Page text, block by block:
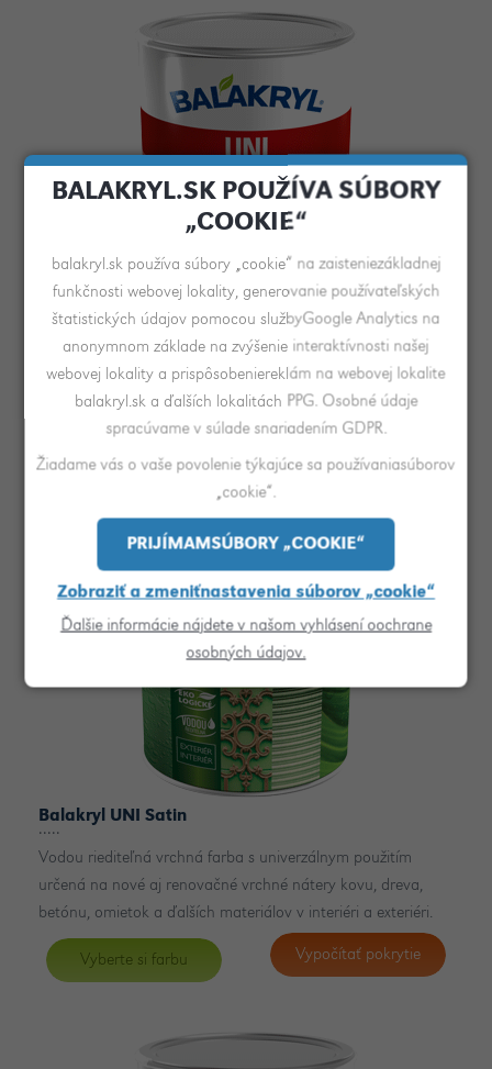
Vodou riediteľná vrchná farba s univerzálnym použitím
určená na nové aj renovačné vrchné nátery kovu, dreva,
betónu, omietok a ďalších materiálov v interiéri a exteriéri.
Vyberte si farbu Vypočítať pokrytie
Balakryl UNI Satin
Vodou riediteľná vrchná farba s univerzálnym použitím
určená na nové aj renovačné vrchné nátery kovu, dreva,
betónu, omietok a ďalších materiálov v interiéri a exteriéri.
BALAKRYL.SK POUŽÍVA SÚBORY
„COOKIE“
balakryl.sk používa súbory „cookie“ na zaisteniezákladnej
funkčnosti webovej lokality, generovanie používateľských
štatistických údajov pomocou službyGoogle Analytics na
anonymnom základe na zvýšenie interaktívnosti našej
webovej lokality a prispôsobeniereklám na webovej lokalite
balakryl.sk a ďalších lokalitách PPG. Osobné údaje
spracúvame v súlade snariadením GDPR.
Žiadame vás o vaše povolenie týkajúce sa používaniasúborov
„cookie“.
PRIJÍMAMSÚBORY „COOKIE“
Zobraziť a zmeniťnastavenia súborov „cookie“
Ďalšie informácie nájdete v našom vyhlásení oochrane
osobných údajov.